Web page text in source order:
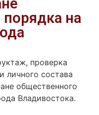
на
проверка
личного состава
общественного
Владивостока.